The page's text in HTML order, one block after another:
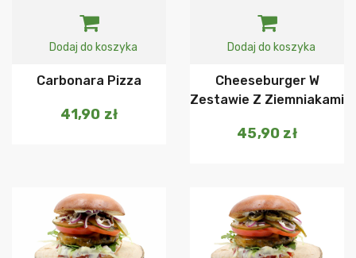
Dodaj do koszyka
Carbonara Pizza
41,90 zł
Dodaj do koszyka
Cheeseburger W
Zestawie Z Ziemniakami
45,90 zł